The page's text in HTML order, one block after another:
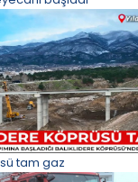
tam gaz